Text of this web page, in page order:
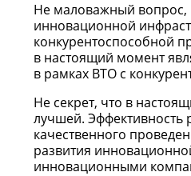
Не маловажный вопрос,
инновационной
конкурентоспособной
в настоящий момент
в рамках ВТО с
Не секрет, что в
лучшей. Эффективность
качественного
развития
инновационными